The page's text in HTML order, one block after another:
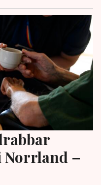
Norrland –